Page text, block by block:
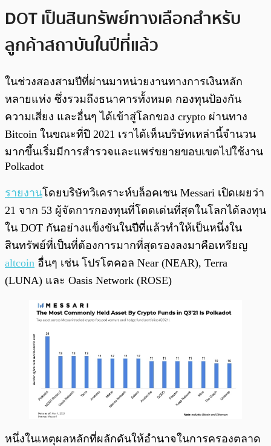
DOT เป็นสินทรัพย์ทางเลือกสำหรับ
ลูกค้าสถาบันในปีที่แล้ว
ในช่วงสองสามปีที่ผ่านมาหน่วยงานทางการเงินหลัก
หลายแห่ง ซึ่งรวมถึงธนาคารทั้งหมด กองทุนป้องกัน
ความเสี่ยง และอื่นๆ ได้เข้าสู่โลกของ crypto ผ่านทาง
Bitcoin ในขณะที่ปี 2021 เราได้เห็นบริษัทเหล่านี้จำนวน
มากขึ้นเริ่มมีการสำรวจและแพร่ขยายขอบเขตไปใช้งาน
Polkadot
รายงานโดยบริษัทวิเคราะห์บล็อคเชน Messari เปิดเผยว่า
21 จาก 53 ผู้จัดการกองทุนที่โดดเด่นที่สุดในโลกได้ลงทุน
ใน DOT กันอย่างแข็งขันในปีที่แล้วทำให้เป็นหนึ่งใน
สินทรัพย์ที่เป็นที่ต้องการมากที่สุดรองลงมาคือเหรียญ
altcoin อื่นๆ เช่น โปรโตคอล Near (NEAR), Terra
(LUNA) และ Oasis Network (ROSE)
หนึ่งในเหตุผลหลักที่ผลักดันให้อำนาจในการครองตลาด